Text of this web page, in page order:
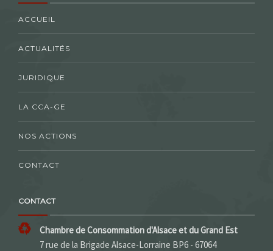
ACCUEIL
ACTUALITÉS
JURIDIQUE
LA CCA-GE
NOS ACTIONS
CONTACT
CONTACT
Chambre de Consommation d'Alsace et du Grand Est
7 rue de la Brigade Alsace-Lorraine BP6 - 67064